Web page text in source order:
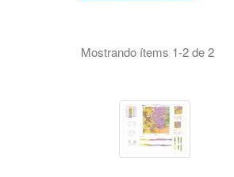
Mostrando ítems 1-2 de 2